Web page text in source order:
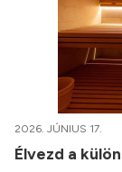
2026. JÚNIUS 17.
Élvezd a